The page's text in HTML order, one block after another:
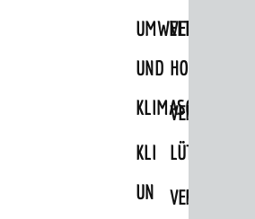
UMWELT-
UND
KLIMASCHUTZ
KLIMASCHUTZ
UND